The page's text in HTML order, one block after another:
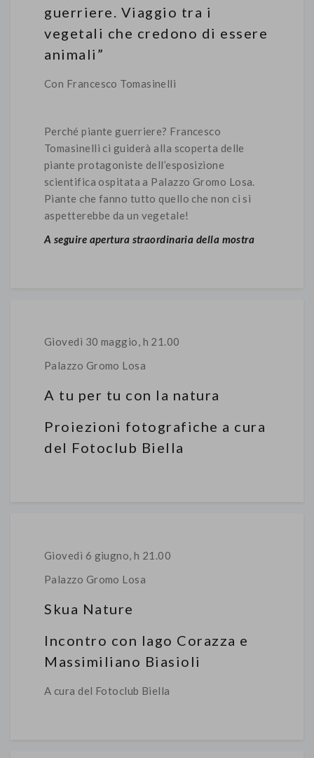
guerriere. Viaggio tra i
vegetali che credono di essere
animali”
Con Francesco Tomasinelli
Perché piante guerriere? Francesco
Tomasinelli ci guiderà alla scoperta delle
piante protagoniste dell’esposizione
scientifica ospitata a Palazzo Gromo Losa.
Piante che fanno tutto quello che non ci si
aspetterebbe da un vegetale!
A seguire apertura straordinaria della mostra
Giovedì 30 maggio, h 21.00
Palazzo Gromo Losa
A tu per tu con la natura
Proiezioni fotografiche a cura
del Fotoclub Biella
Giovedì 6 giugno, h 21.00
Palazzo Gromo Losa
Skua Nature
Incontro con Iago Corazza e
Massimiliano Biasioli
A cura del Fotoclub Biella